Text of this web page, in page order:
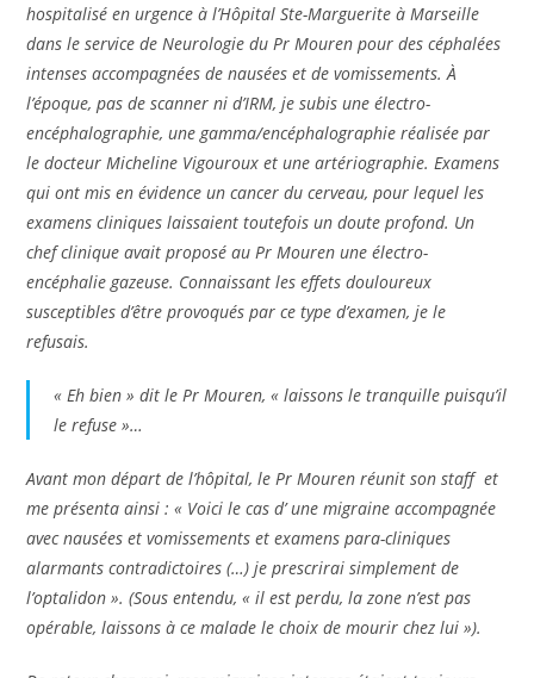
hospitalisé en urgence à l’Hôpital Ste-Marguerite à Marseille
dans le service de Neurologie du Pr Mouren pour des céphalées
intenses accompagnées de nausées et de vomissements. À
l’époque, pas de scanner ni d’IRM, je subis une électro-
encéphalographie, une gamma/encéphalographie réalisée par
le docteur Micheline Vigouroux et une artériographie. Examens
qui ont mis en évidence un cancer du cerveau, pour lequel les
examens cliniques laissaient toutefois un doute profond. Un
chef clinique avait proposé au Pr Mouren une électro-
encéphalie gazeuse. Connaissant les effets douloureux
susceptibles d’être provoqués par ce type d’examen, je le
refusais.
« Eh bien » dit le Pr Mouren, « laissons le tranquille puisqu’il
le refuse »…
Avant mon départ de l’hôpital, le Pr Mouren réunit son staff et
me présenta ainsi : « Voici le cas d’ une migraine accompagnée
avec nausées et vomissements et examens para-cliniques
alarmants contradictoires (…) je prescrirai simplement de
l’optalidon ». (Sous entendu, « il est perdu, la zone n’est pas
opérable, laissons à ce malade le choix de mourir chez lui »).